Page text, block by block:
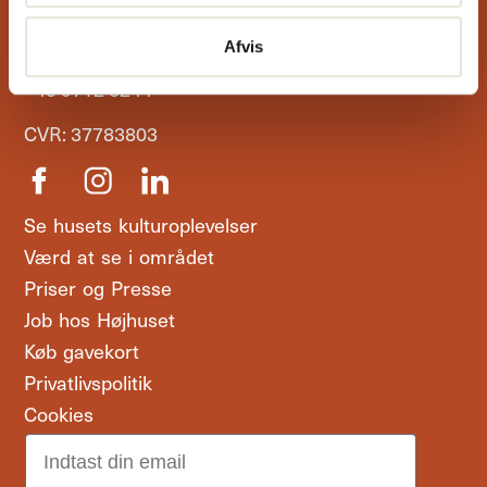
Afvis
reception@hojhuset.com
+45 9712 3244
CVR: 37783803
Se husets kulturoplevelser
Værd at se i området
Priser og Presse
Job hos Højhuset
Køb gavekort
Privatlivspolitik
Cookies
Email